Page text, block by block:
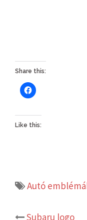
Share this:
Like this:
Autó
Subaru logo